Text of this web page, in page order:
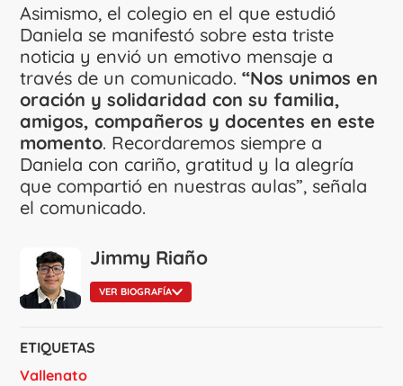
Asimismo, el colegio en el que estudió
Daniela se manifestó sobre esta triste
noticia y envió un emotivo mensaje a
través de un comunicado.“Nos unimos en
oración y solidaridad con su familia,
amigos, compañeros y docentes en este
momento. Recordaremos siempre a
Daniela con cariño, gratitud y la alegría
que compartió en nuestras aulas”, señala
el comunicado.
Jimmy Riaño
VER BIOGRAFÍA
ETIQUETAS
Vallenato